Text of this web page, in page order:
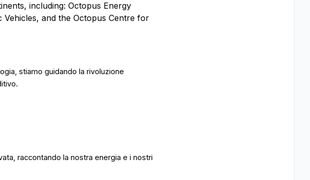
including: Octopus Energy
Vehicles, and the Octopus Centre for
stiamo guidando la rivoluzione
raccontando la nostra energia e i nostri